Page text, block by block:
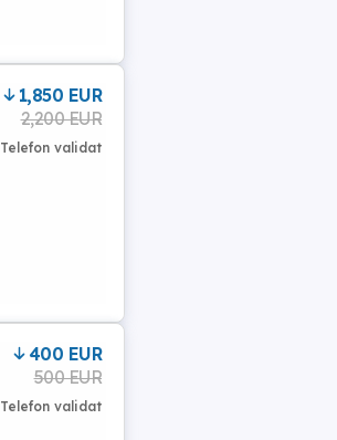
1,850 EUR
2,200 EUR
Telefon validat
400 EUR
500 EUR
Telefon validat